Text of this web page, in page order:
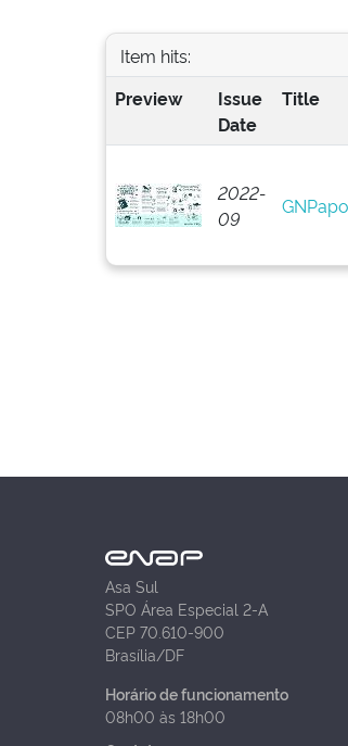
Item hits:
Preview
Issue
Date
Title
2022-
09
Asa Sul
SPO Área Especial 2-A
CEP 70.610-900
Brasília/DF
Horário de funcionamento
08h00 às 18h00